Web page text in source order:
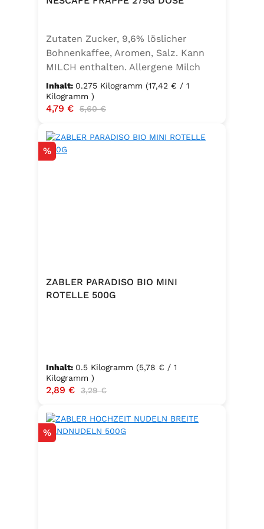
Zutaten Zucker, 9,6% löslicher
Bohnenkaffee, Aromen, Salz. Kann
MILCH enthalten. Allergene Milch
und daraus gewonnene Erzeugnisse
Inhalt: 0.275 Kilogramm (17,42 € / 1
Kilogramm )
Verkaufspreis:
4,79 € Regulärer Preis:
5,60 €
Rabatt
%
ZABLER PARADISO BIO MINI
ROTELLE 500G
Inhalt: 0.5 Kilogramm (5,78 € / 1
Kilogramm )
Verkaufspreis:
2,89 € Regulärer Preis:
3,29 €
Rabatt
%